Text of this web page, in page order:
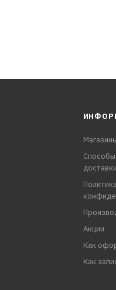
доставки
Акции
Как
Как